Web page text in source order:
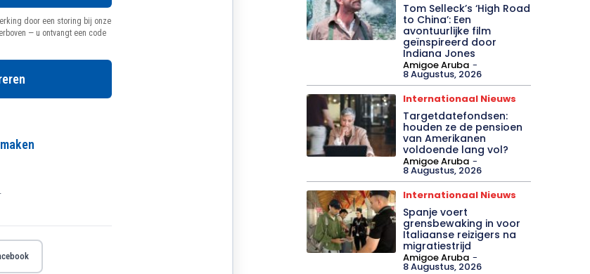
door een storing bij onze
— u ontvangt een code
Tom Selleck’s ‘High Road
to China’: Een
avontuurlijke film
geïnspireerd door
Indiana Jones
Amigoe Aruba -
8 Augustus, 2026
Internationaal Nieuws
Targetdatefondsen:
houden ze de pensioen
van Amerikanen
voldoende lang vol?
Amigoe Aruba -
8 Augustus, 2026
Internationaal Nieuws
Spanje voert
grensbewaking in voor
Italiaanse reizigers na
migratiestrijd
Amigoe Aruba -
8 Augustus, 2026